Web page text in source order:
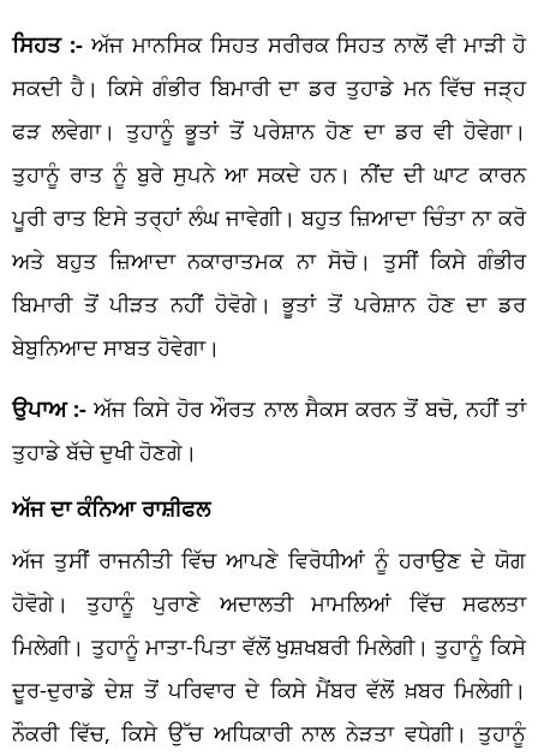
ਸਿਹਤ :-ਅੱਜ ਮਾਨਸਿਕ ਸਿਹਤ ਸਰੀਰਕ ਸਿਹਤ ਨਾਲੋਂ ਵੀ ਮਾੜੀ ਹੋ
ਸਕਦੀ ਹੈ। ਕਿਸੇ ਗੰਭੀਰ ਬਿਮਾਰੀ ਦਾ ਡਰ ਤੁਹਾਡੇ ਮਨ ਵਿੱਚ ਜੜ੍ਹ
ਫੜ ਲਵੇਗਾ। ਤੁਹਾਨੂੰ ਭੂਤਾਂ ਤੋਂ ਪਰੇਸ਼ਾਨ ਹੋਣ ਦਾ ਡਰ ਵੀ ਹੋਵੇਗਾ।
ਤੁਹਾਨੂੰ ਰਾਤ ਨੂੰ ਬੁਰੇ ਸੁਪਨੇ ਆ ਸਕਦੇ ਹਨ। ਨੀਂਦ ਦੀ ਘਾਟ ਕਾਰਨ
ਪੂਰੀ ਰਾਤ ਇਸੇ ਤਰ੍ਹਾਂ ਲੰਘ ਜਾਵੇਗੀ। ਬਹੁਤ ਜ਼ਿਆਦਾ ਚਿੰਤਾ ਨਾ ਕਰੋ
ਅਤੇ ਬਹੁਤ ਜ਼ਿਆਦਾ ਨਕਾਰਾਤਮਕ ਨਾ ਸੋਚੋ। ਤੁਸੀਂ ਕਿਸੇ ਗੰਭੀਰ
ਬਿਮਾਰੀ ਤੋਂ ਪੀੜਤ ਨਹੀਂ ਹੋਵੋਗੇ। ਭੂਤਾਂ ਤੋਂ ਪਰੇਸ਼ਾਨ ਹੋਣ ਦਾ ਡਰ
ਬੇਬੁਨਿਆਦ ਸਾਬਤ ਹੋਵੇਗਾ।
ਉਪਾਅ :- ਅੱਜ ਕਿਸੇ ਹੋਰ ਔਰਤ ਨਾਲ ਸੈਕਸ ਕਰਨ ਤੋਂ ਬਚੋ, ਨਹੀਂ ਤਾਂ
ਤੁਹਾਡੇ ਬੱਚੇ ਦੁਖੀ ਹੋਣਗੇ।
ਅੱਜ ਦਾ ਕੰਨਿਆ ਰਾਸ਼ੀਫਲ
ਅੱਜ ਤੁਸੀਂ ਰਾਜਨੀਤੀ ਵਿੱਚ ਆਪਣੇ ਵਿਰੋਧੀਆਂ ਨੂੰ ਹਰਾਉਣ ਦੇ ਯੋਗ
ਹੋਵੋਗੇ। ਤੁਹਾਨੂੰ ਪੁਰਾਣੇ ਅਦਾਲਤੀ ਮਾਮਲਿਆਂ ਵਿੱਚ ਸਫਲਤਾ
ਮਿਲੇਗੀ। ਤੁਹਾਨੂੰ ਮਾਤਾ-ਪਿਤਾ ਵੱਲੋਂ ਖੁਸ਼ਖਬਰੀ ਮਿਲੇਗੀ। ਤੁਹਾਨੂੰ ਕਿਸੇ
ਦੂਰ-ਦੁਰਾਡੇ ਦੇਸ਼ ਤੋਂ ਪਰਿਵਾਰ ਦੇ ਕਿਸੇ ਮੈਂਬਰ ਵੱਲੋਂ ਖ਼ਬਰ ਮਿਲੇਗੀ।
ਨੌਕਰੀ ਵਿੱਚ, ਕਿਸੇ ਉੱਚ ਅਧਿਕਾਰੀ ਨਾਲ ਨੇੜਤਾ ਵਧੇਗੀ। ਤੁਹਾਨੂੰ